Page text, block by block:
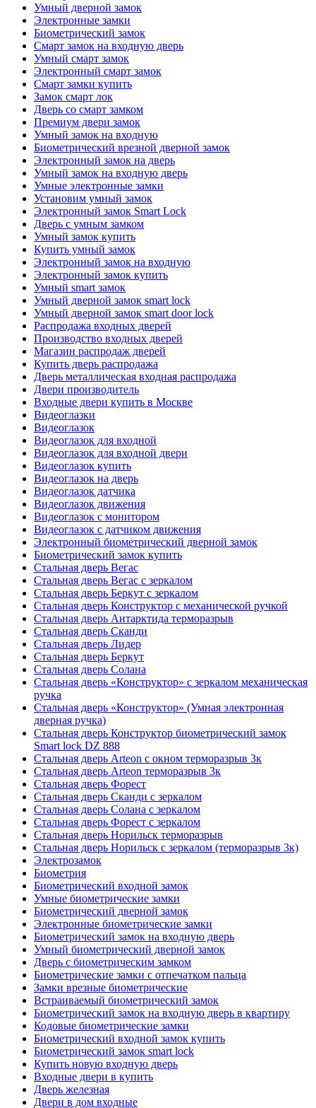
Умный дверной замок
Электронные замки
Биометрический замок
Смарт замок на входную дверь
Умный смарт замок
Электронный смарт замок
Смарт замки купить
Замок смарт лок
Дверь со смарт замком
Премиум двери замок
Умный замок на входную
Биометрический врезной дверной замок
Электронный замок на дверь
Умный замок на входную дверь
Умные электронные замки
Установим умный замок
Электронный замок Smart Lock
Дверь с умным замком
Умный замок купить
Купить умный замок
Электронный замок на входную
Электронный замок купить
Умный smart замок
Умный дверной замок smart lock
Умный дверной замок smart door lock
Распродажа входных дверей
Производство входных дверей
Магазин распродаж дверей
Купить дверь распродажа
Дверь металлическая входная распродажа
Двери производитель
Входные двери купить в Москве
Видеоглазки
Видеоглазок
Видеоглазок для входной
Видеоглазок для входной двери
Видеоглазок купить
Видеоглазок на дверь
Видеоглазок датчика
Видеоглазок движения
Видеоглазок с монитором
Видеоглазок с датчиком движения
Электронный биометрический дверной замок
Биометрический замок купить
Стальная дверь Вегас
Стальная дверь Вегас с зеркалом
Стальная дверь Беркут с зеркалом
Стальная дверь Конструктор с механической ручкой
Стальная дверь Антарктида терморазрыв
Стальная дверь Сканди
Стальная дверь Лидер
Стальная дверь Беркут
Стальная дверь Солана
Стальная дверь «Конструктор» с зеркалом механическая
ручка
Стальная дверь «Конструктор» (Умная электронная
дверная ручка)
Стальная дверь Конструктор биометрический замок
Smart lock DZ 888
Стальная дверь Arteon с окном терморазрыв 3к
Стальная дверь Arteon терморазрыв 3к
Стальная дверь Форест
Стальная дверь Сканди с зеркалом
Стальная дверь Солана с зеркалом
Стальная дверь Форест с зеркалом
Стальная дверь Норильск терморазрыв
Стальная дверь Норильск с зеркалом (терморазрыв 3к)
Электрозамок
Биометрия
Биометрический входной замок
Умные биометрические замки
Биометрический дверной замок
Электронные биометрические замки
Биометрический замок на входную дверь
Умный биометрический дверной замок
Дверь с биометрическим замком
Биометрические замки с отпечатком пальца
Замки врезные биометрические
Встраиваемый биометрический замок
Биометрический замок на входную дверь в квартиру
Кодовые биометрические замки
Биометрический входной замок купить
Биометрический замок smart lock
Купить новую входную дверь
Входные двери в купить
Дверь железная
Двери в дом входные